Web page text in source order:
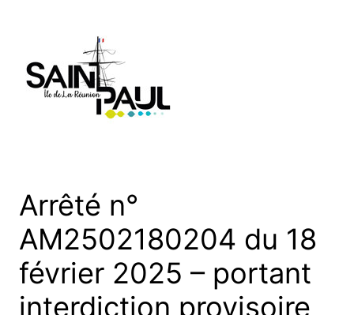
Arrêté n°
AM2502180204 du 18
février 2025 – portant
interdiction provisoire